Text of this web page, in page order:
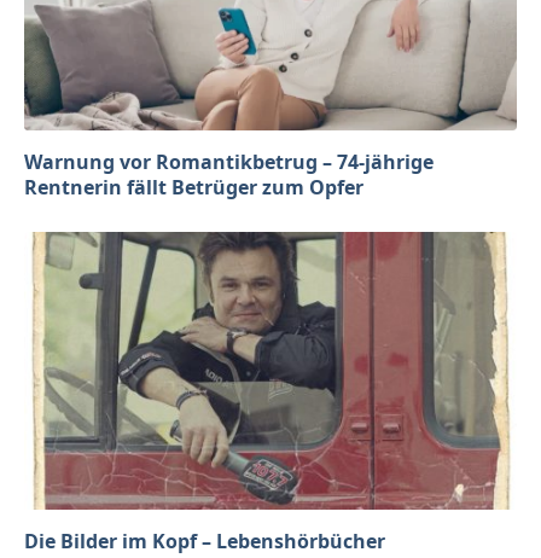
Warnung vor Romantikbetrug – 74-jährige
Rentnerin fällt Betrüger zum Opfer
Die Bilder im Kopf – Lebenshörbücher